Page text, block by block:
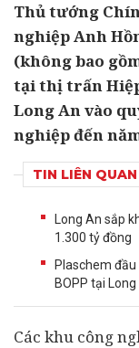
Thủ tướng
nghiệp Anh
(không bao
tại thị trấn
Long An vào
nghiệp đến
TIN LIÊN QUAN
Long An sắp
1.300 tỷ đồng
Plaschem
BOPP tại Long
Các khu công